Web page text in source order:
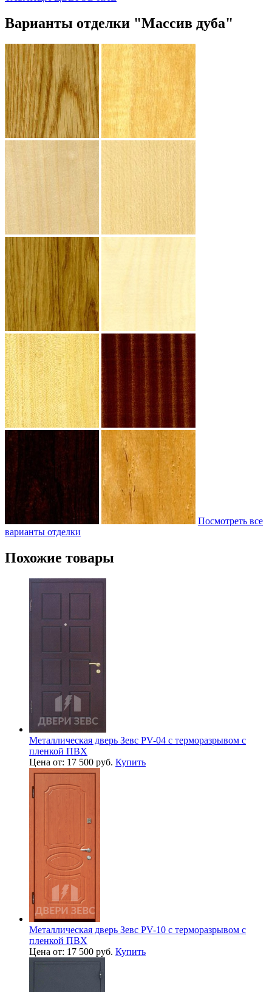
Варианты отделки "Массив дуба"
Посмотреть все
варианты отделки
Похожие товары
Металлическая дверь Зевс PV-04 с терморазрывом с
пленкой ПВХ
Цена от: 17 500 руб. Купить
Металлическая дверь Зевс PV-10 с терморазрывом с
пленкой ПВХ
Цена от: 17 500 руб. Купить